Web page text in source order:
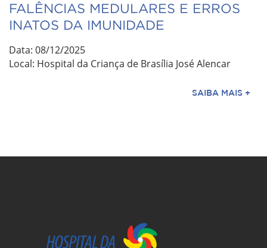
FALÊNCIAS MEDULARES E ERROS
INATOS DA IMUNIDADE
Data: 08/12/2025
Local: Hospital da Criança de Brasília José Alencar
SAIBA MAIS +